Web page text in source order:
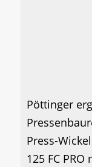
Pöttinger
Press-
125 FC